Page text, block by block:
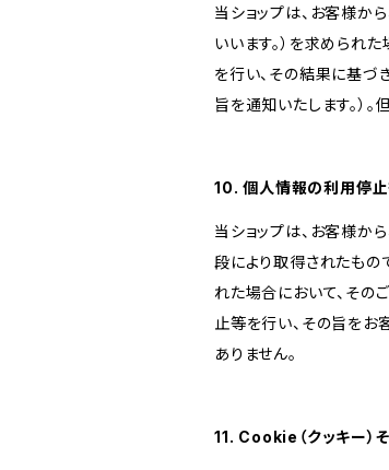
当ショップは、お客様か
いいます。）を求められ
を行い、その結果に基づ
旨を通知いたします。）
10. 個人情報の利用停
当ショップは、お客様か
段により取得されたもの
れた場合において、その
止等を行い、その旨をお
ありません。
11. Cookie（クッキー）